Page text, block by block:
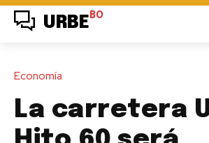
URBE BO
Economía
La carretera